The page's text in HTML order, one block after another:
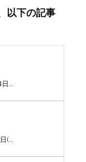
以下の記事
...
(...